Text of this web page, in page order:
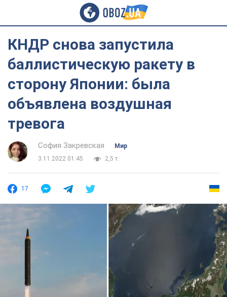
КНДР снова запустила
баллистическую ракету в
сторону Японии: была
объявлена воздушная
тревога
София Закревская
Мир
3.11.2022 01:45
2,5 т.
17